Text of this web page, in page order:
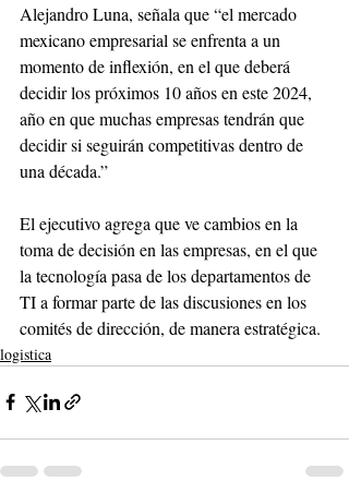
Alejandro Luna, señala que “el mercado
mexicano empresarial se enfrenta a un
momento de inflexión, en el que deberá
decidir los próximos 10 años en este 2024,
año en que muchas empresas tendrán que
decidir si seguirán competitivas dentro de
una década.”
El ejecutivo agrega que ve cambios en la
toma de decisión en las empresas, en el que
la tecnología pasa de los departamentos de
TI a formar parte de las discusiones en los
comités de dirección, de manera estratégica.
logistica